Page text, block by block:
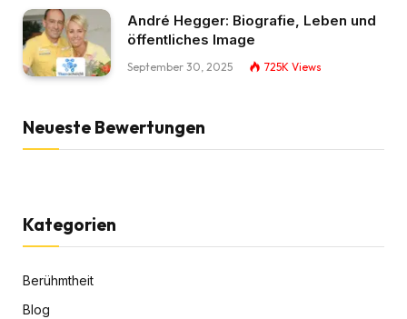
André Hegger: Biografie, Leben und
öffentliches Image
September 30, 2025 725K Views
Neueste Bewertungen
Kategorien
Berühmtheit
Blog